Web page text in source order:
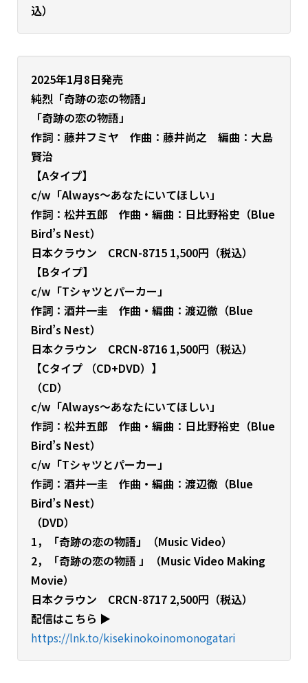
込）
2025年1月8日発売
純烈 「奇跡の恋の物語」
「奇跡の恋の物語」
作詞：藤井フミヤ 作曲：藤井尚之 編曲：大島
賢治
【Aタイプ】
c/w「Always～あなたにいてほしい」
作詞：松井五郎 作曲・編曲：日比野裕史（Blue
Bird’s Nest）
日本クラウン CRCN-8715 1,500円（税込）
【Bタイプ】
c/w「Tシャツとパーカー」
作詞：酒井一圭 作曲・編曲：渡辺徹（Blue
Bird’s Nest）
日本クラウン CRCN-8716 1,500円（税込）
【Cタイプ （CD+DVD）】
（CD）
c/w「Always～あなたにいてほしい」
作詞：松井五郎 作曲・編曲：日比野裕史（Blue
Bird’s Nest）
c/w「Tシャツとパーカー」
作詞：酒井一圭 作曲・編曲：渡辺徹（Blue
Bird’s Nest）
（DVD）
1，「奇跡の恋の物語」（Music Video）
2，「奇跡の恋の物語 」（Music Video Making
Movie）
日本クラウン CRCN-8717 2,500円（税込）
配信はこちら ▶︎
https://lnk.to/kisekinokoinomonogatari